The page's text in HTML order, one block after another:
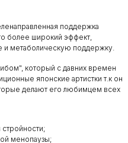
поддержка
более широкий эффект,
и метаболическую поддержку.
который с давних времен
японские артистки т.к он
делают его любимцем всех
менопаузы;